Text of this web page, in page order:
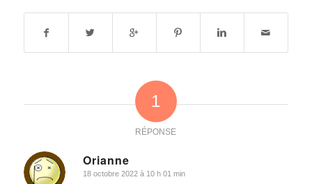
1
RÉPONSE
Orianne
dit
18 octobre 2022 à 10 h 01 min